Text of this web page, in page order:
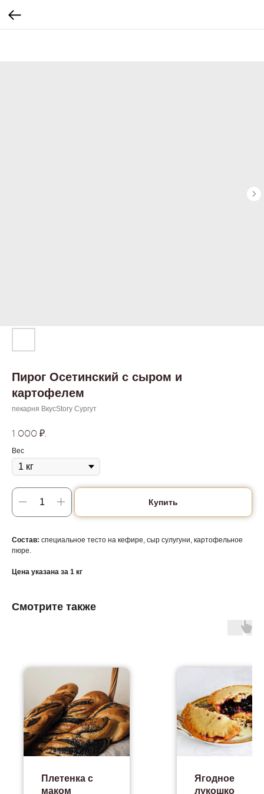
Пирог Осетинский с сыром и
картофелем
пекарня ВкусStory Сургут
1 000 ₽.
Вес
Купить
Состав: специальное тесто на кефире, сыр сулугуни, картофельное
пюре.
Цена указана за 1 кг
Смотрите также
Плетенка с
маком
Ягодное
лукошко